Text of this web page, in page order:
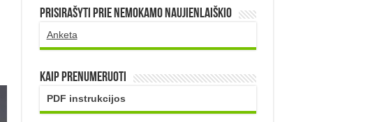
Prisirašyti prie nemokamo naujienlaiškio
Anketa
Kaip prenumeruoti
PDF instrukcijos